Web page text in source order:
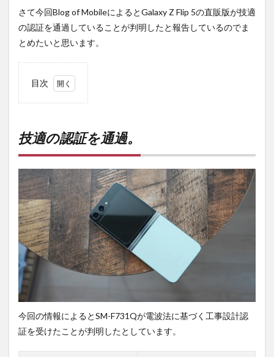
さて今回Blog of MobileによるとGalaxy Z Flip 5の直販版が技適
の認証を通過していることが判明したと報告しているのでま
とめたいと思います。
目次
証を
通
過。
PR)
購入
は待
ち時
間・
手数
料不
要の
オン
プが
おす
め！
技適の認証を通過。
今回の情報によるとSM-F731Qが電波法に基づく工事設計認
証を受けたことが判明したとしています。